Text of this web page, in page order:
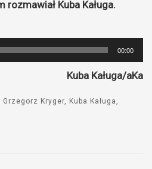
Kuba Kaługa.
00:00
Kuba Kaługa/aKa
Grzegorz Kryger
Kuba Kaługa